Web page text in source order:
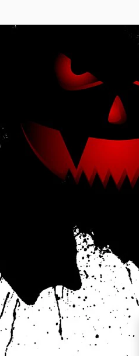
платформа для создания
работ. Более 1 миллиона
среди креаторов,
агентств и студий.